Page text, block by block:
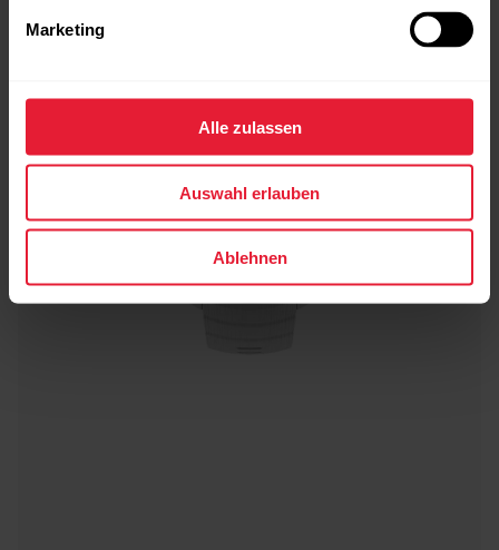
Marketing
Alle zulassen
Auswahl erlauben
Ablehnen